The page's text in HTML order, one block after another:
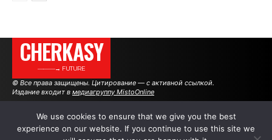
CHERKASY
———→ FUTURE
© Все права защищены. Цитирование — с активной ссылкой.
Издание входит в медиагруппу MistoOnline
АВТОРЫ РЕКЛАМА НА САЙТЕ
We use cookies to ensure that we give you the best
experience on our website. If you continue to use this site we